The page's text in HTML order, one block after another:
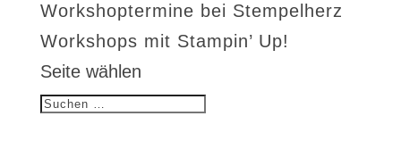
Workshoptermine bei Stempelherz
Workshops mit Stampin’ Up!
Seite wählen